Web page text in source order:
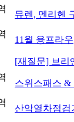
뮤렌, 멘리헨
11월 융프라우
[재질문] 브리
스위스패스 &
산악열차점검